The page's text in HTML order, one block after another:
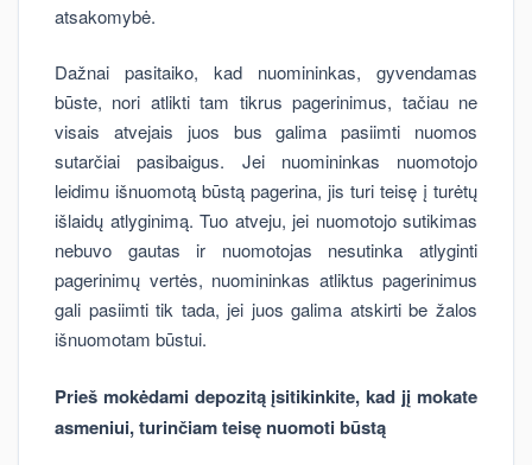
atsakomybė.
Dažnai pasitaiko, kad nuomininkas, gyvendamas
būste, nori atlikti tam tikrus pagerinimus, tačiau ne
visais atvejais juos bus galima pasiimti nuomos
sutarčiai pasibaigus. Jei nuomininkas nuomotojo
leidimu išnuomotą būstą pagerina, jis turi teisę į turėtų
išlaidų atlyginimą. Tuo atveju, jei nuomotojo sutikimas
nebuvo gautas ir nuomotojas nesutinka atlyginti
pagerinimų vertės, nuomininkas atliktus pagerinimus
gali pasiimti tik tada, jei juos galima atskirti be žalos
išnuomotam būstui.
Prieš mokėdami depozitą įsitikinkite, kad jį mokate
asmeniui, turinčiam teisę nuomoti būstą